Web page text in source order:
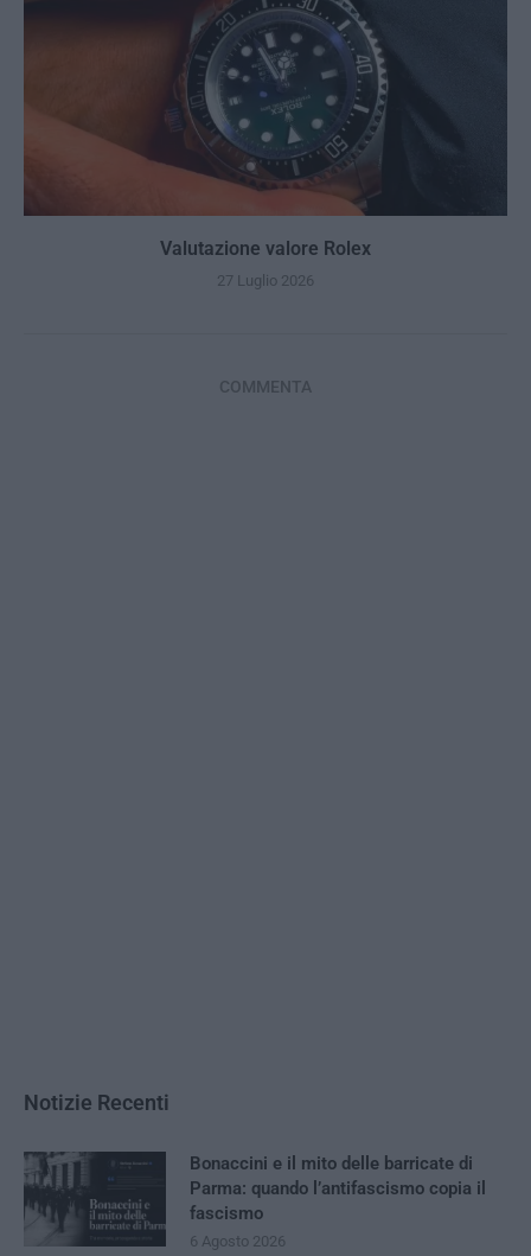
Valutazione valore Rolex
27 Luglio 2026
COMMENTA
Notizie Recenti
Bonaccini e il mito delle barricate di
Parma: quando l’antifascismo copia il
fascismo
6 Agosto 2026